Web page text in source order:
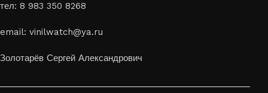
или украсить свой дом
украсить пространство, лазерная гравировка фото по дереву
тел: 8 983 350 8268
email: vinilwatch@ya.ru
Золотарёв Сергей Александрович